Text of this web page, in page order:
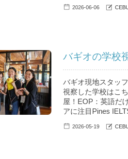
2026-06-06
バギオの学
バギオ現地スタッ
視察した学校はこ
屋！EOP：英語だ
アに注目Pines
2026-05-19